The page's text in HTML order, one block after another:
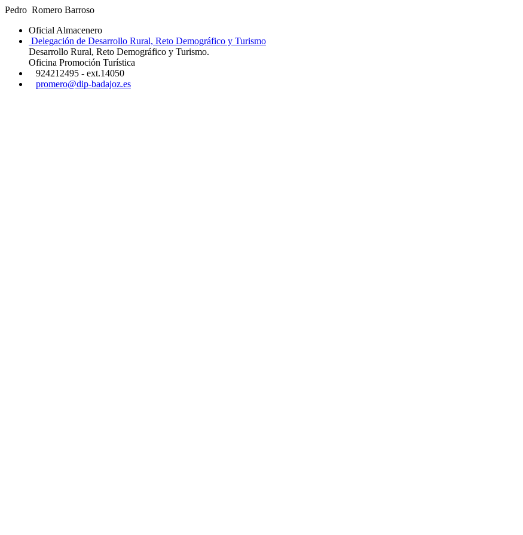
Pedro Romero Barroso
Oficial Almacenero
Delegación de Desarrollo Rural, Reto Demográfico y Turismo
Desarrollo Rural, Reto Demográfico y Turismo.
Oficina Promoción Turística
924212495 - ext.14050
promero@dip-badajoz.es